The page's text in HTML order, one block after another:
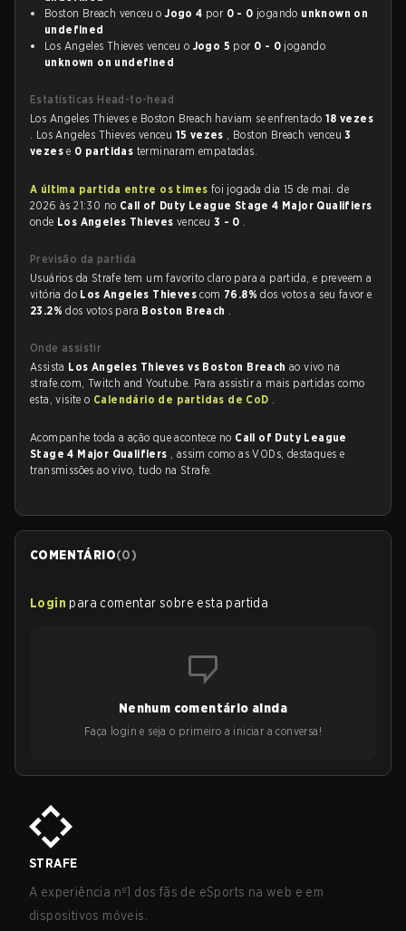
Boston Breach venceu oJogo 4 por 0 - 0 jogando unknown on
undefined
Los Angeles Thieves venceu o Jogo 5 por 0 - 0 jogando
unknown on undefined
Estatísticas Head-to-head
Los Angeles Thieves e Boston Breach haviam se enfrentado 18 vezes
. Los Angeles Thieves venceu 15 vezes , Boston Breach venceu3
vezese 0 partidas terminaram empatadas.
A última partida entre os times foi jogada dia 15 de mai. de
2026 às 21:30 no Call of Duty League Stage 4 Major Qualifiers
onde Los Angeles Thieves venceu 3 - 0 .
Previsão da partida
Usuários da Strafe tem um favorito claro para a partida, e preveem a
vitória do Los Angeles Thievescom 76.8%dos votos a seu favor e
23.2%dos votos para Boston Breach .
Onde assistir
Assista Los Angeles Thieves vs Boston Breachao vivo na
strafe.com, Twitch and Youtube. Para assistir a mais partidas como
esta, visite o Calendário de partidas de CoD .
Acompanhe toda a ação que acontece no Call of Duty League
Stage 4 Major Qualifiers , assim como as VODs, destaques e
transmissões ao vivo, tudo na Strafe.
COMENTÁRIO(0)
Login para comentar sobre esta partida
Nenhum comentário ainda
Faça login e seja o primeiro a iniciar a conversa!
STRAFE
A experiência nº1 dos fãs de eSports na web e em
dispositivos móveis.